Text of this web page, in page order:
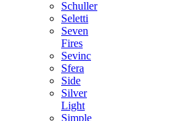
Schuller
Seletti
Seven
Fires
Sevinc
Sfera
Side
Silver
Light
Simple